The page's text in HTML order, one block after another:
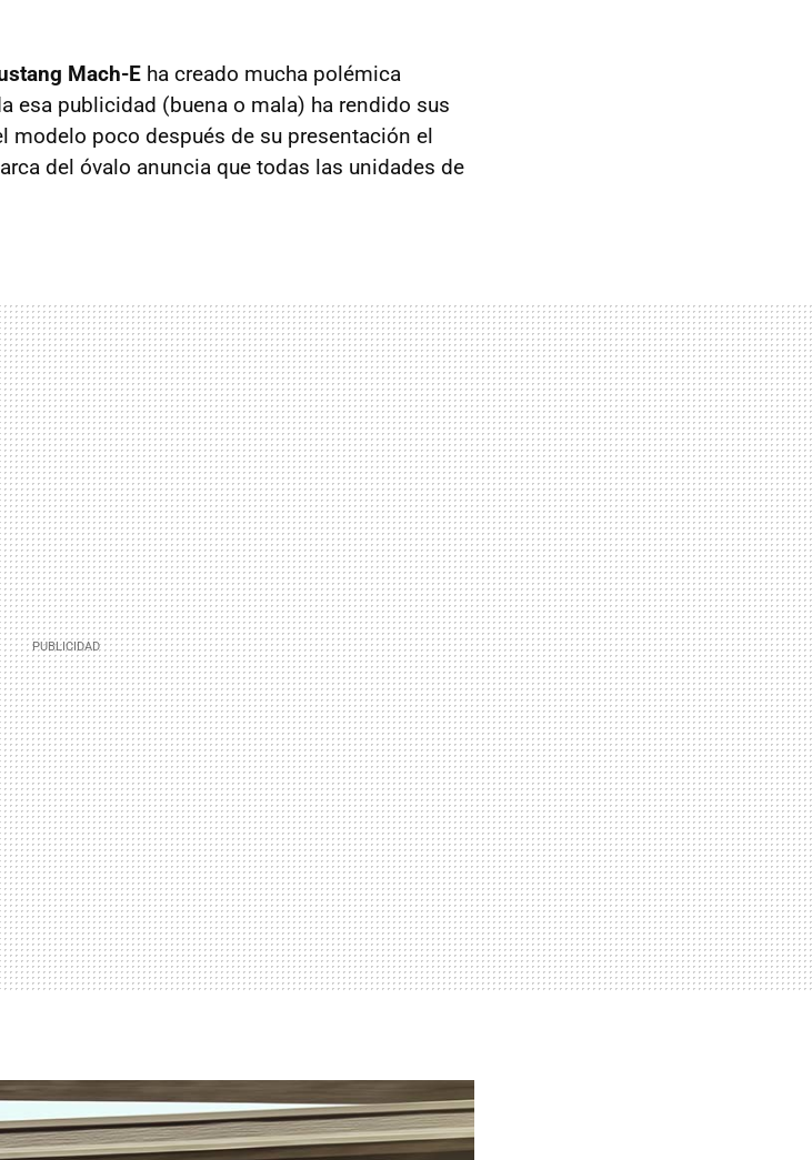
Mach-E ha creado mucha polémica
esa publicidad (buena o mala) ha rendido sus
modelo poco después de su presentación el
del óvalo anuncia que todas las unidades de